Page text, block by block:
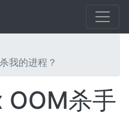
我的进程？
OOM杀手